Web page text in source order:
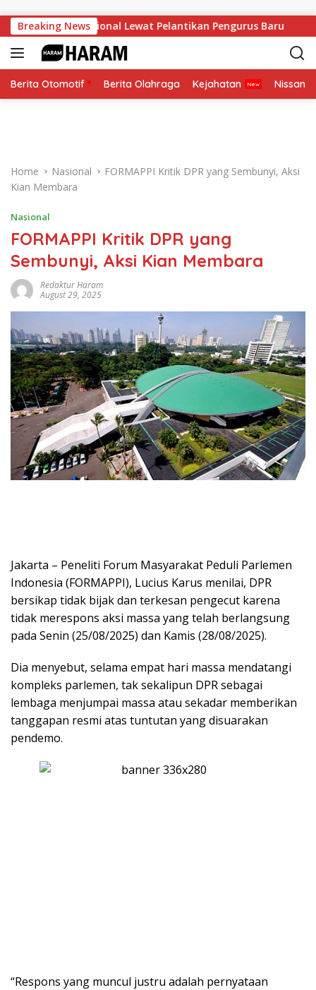
Breaking News
Nasional Lewat Pelantikan Pengurus Baru
Berita Otomotif Berita Olahraga Kejahatan Nissan
Home Nasional
FORMAPPI Kritik DPR yang Sembunyi, Aksi
Kian Membara
Nasional
FORMAPPI Kritik DPR yang
Sembunyi, Aksi Kian Membara
Redaktur Haram
August 29, 2025
Jakarta – Peneliti Forum Masyarakat Peduli Parlemen
Indonesia (FORMAPPI), Lucius Karus menilai, DPR
bersikap tidak bijak dan terkesan pengecut karena
tidak merespons aksi massa yang telah berlangsung
pada Senin (25/08/2025) dan Kamis (28/08/2025).
Dia menyebut, selama empat hari massa mendatangi
kompleks parlemen, tak sekalipun DPR sebagai
lembaga menjumpai massa atau sekadar memberikan
tanggapan resmi atas tuntutan yang disuarakan
pendemo.
“Respons yang muncul justru adalah pernyataan